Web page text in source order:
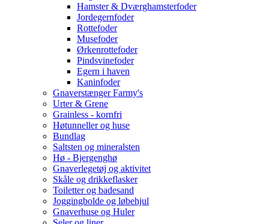
Hamster & Dværghamsterfoder
Jordegernfoder
Rottefoder
Musefoder
Ørkenrottefoder
Pindsvinefoder
Egern i haven
Kaninfoder
Gnaverstænger Farmy's
Urter & Grene
Grainless - kornfri
Høtunneller og huse
Bundlag
Saltsten og mineralsten
Hø - Bjergenghø
Gnaverlegetøj og aktivitet
Skåle og drikkeflasker
Toiletter og badesand
Joggingbolde og løbehjul
Gnaverhuse og Huler